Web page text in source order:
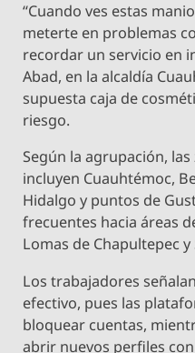
“Cuando ves estas
meterte en problemas
recordar un servicio en
Abad, en la alcaldía
supuesta caja de
riesgo.
Según la agrupación,
incluyen Cuauhtémoc,
Hidalgo y puntos de
frecuentes hacia áreas
Lomas de Chapultepec y
Los trabajadores
efectivo, pues las
bloquear cuentas,
abrir nuevos perfiles